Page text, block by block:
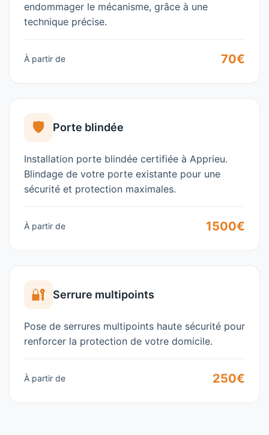
endommager le mécanisme, grâce à une
technique précise.
À partir de 70€
🛡️ Porte blindée
Installation porte blindée certifiée à Apprieu.
Blindage de votre porte existante pour une
sécurité et protection maximales.
À partir de 1500€
🔐 Serrure multipoints
Pose de serrures multipoints haute sécurité pour
renforcer la protection de votre domicile.
À partir de 250€